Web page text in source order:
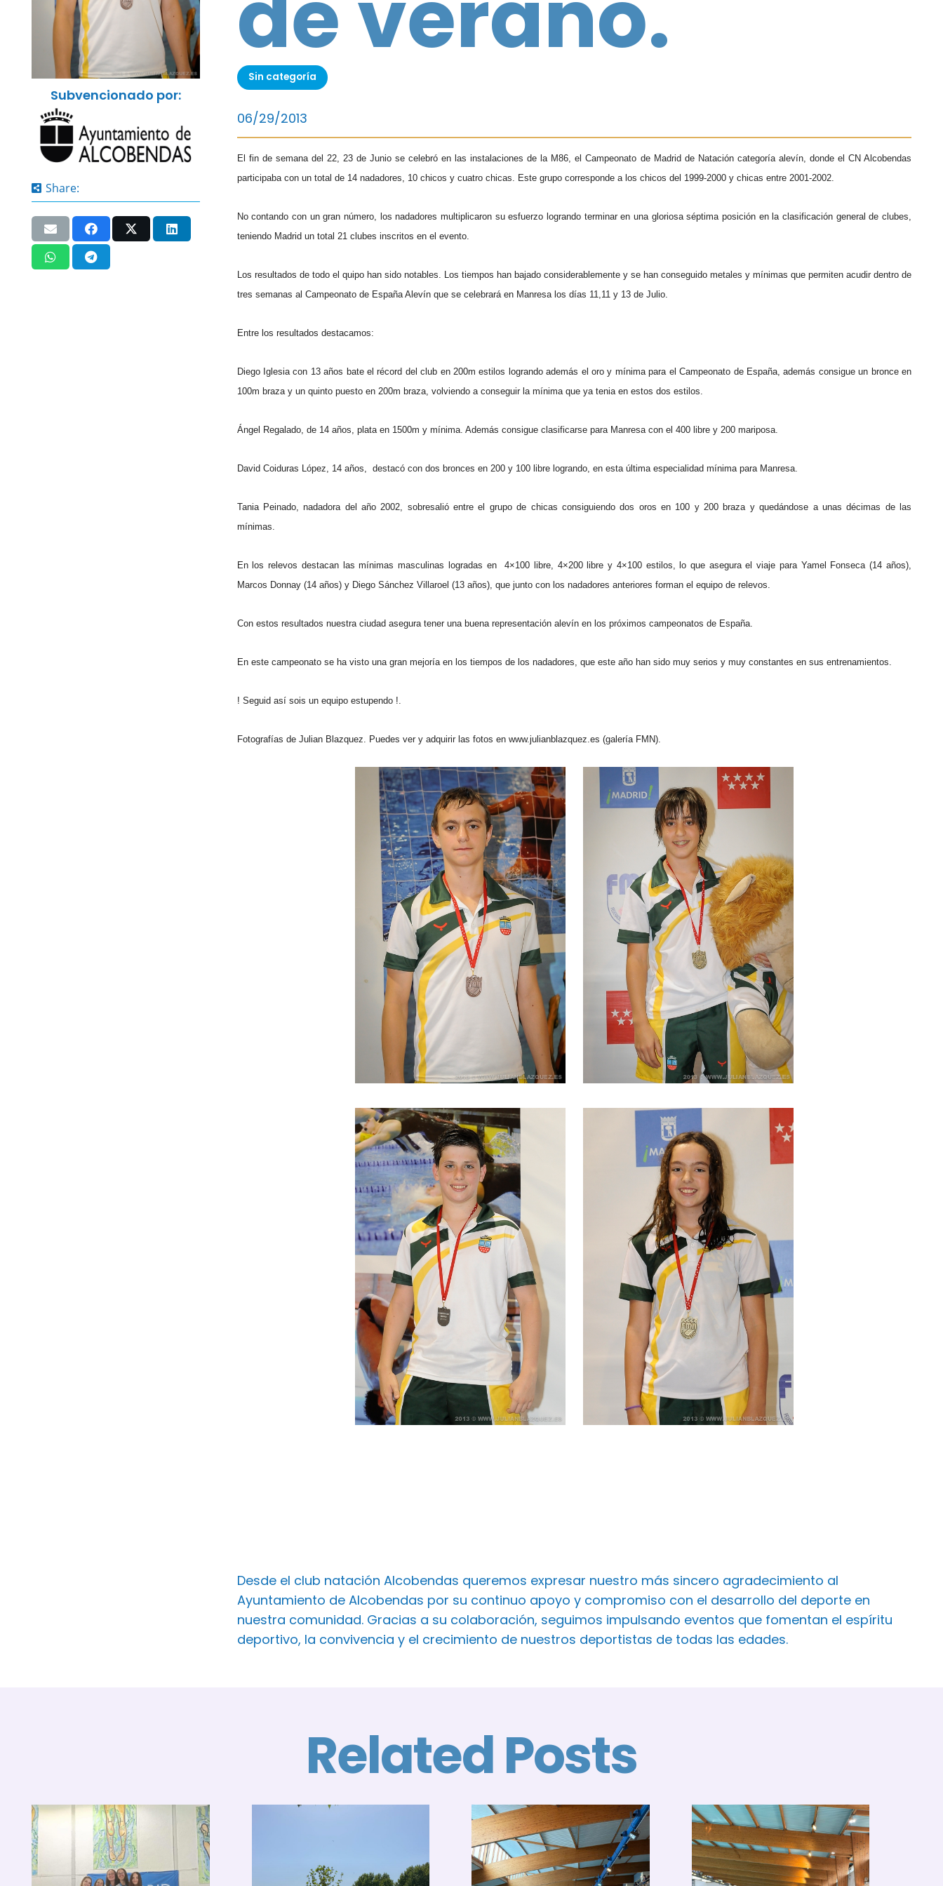
Subvencionado por:
Share:
Sin categoría
06/29/2013
El fin de semana del 22, 23 de Junio se celebró en las instalaciones de la M86, el Campeonato de Madrid de Natación categoría alevín, donde el CN Alcobendas
participaba con un total de 14 nadadores, 10 chicos y cuatro chicas. Este grupo corresponde a los chicos del 1999-2000 y chicas entre 2001-2002.
No contando con un gran número, los nadadores multiplicaron su esfuerzo logrando terminar en una gloriosa séptima posición en la clasificación general de clubes,
teniendo Madrid un total 21 clubes inscritos en el evento.
Los resultados de todo el quipo han sido notables. Los tiempos han bajado considerablemente y se han conseguido metales y mínimas que permiten acudir dentro de
tres semanas al Campeonato de España Alevín que se celebrará en Manresa los días 11,11 y 13 de Julio.
Entre los resultados destacamos:
Diego Iglesia con 13 años bate el récord del club en 200m estilos logrando además el oro y mínima para el Campeonato de España, además consigue un bronce en
100m braza y un quinto puesto en 200m braza, volviendo a conseguir la mínima que ya tenia en estos dos estilos.
Ángel Regalado, de 14 años, plata en 1500m y mínima. Además consigue clasificarse para Manresa con el 400 libre y 200 mariposa.
David Coiduras López, 14 años, destacó con dos bronces en 200 y 100 libre logrando, en esta última especialidad mínima para Manresa.
Tania Peinado, nadadora del año 2002, sobresalió entre el grupo de chicas consiguiendo dos oros en 100 y 200 braza y quedándose a unas décimas de las
mínimas.
En los relevos destacan las mínimas masculinas logradas en 4×100 libre, 4×200 libre y 4×100 estilos, lo que asegura el viaje para Yamel Fonseca (14 años),
Marcos Donnay (14 años) y Diego Sánchez Villaroel (13 años), que junto con los nadadores anteriores forman el equipo de relevos.
Con estos resultados nuestra ciudad asegura tener una buena representación alevín en los próximos campeonatos de España.
En este campeonato se ha visto una gran mejoría en los tiempos de los nadadores, que este año han sido muy serios y muy constantes en sus entrenamientos.
! Seguid así sois un equipo estupendo !.
Fotografías de Julian Blazquez. Puedes ver y adquirir las fotos en www.julianblazquez.es (galería FMN).
Desde el club natación Alcobendas queremos expresar nuestro más sincero agradecimiento al
Ayuntamiento de Alcobendas por su continuo apoyo y compromiso con el desarrollo del deporte en
nuestra comunidad. Gracias a su colaboración, seguimos impulsando eventos que fomentan el espíritu
deportivo, la convivencia y el crecimiento de nuestros deportistas de todas las edades.
Related Posts